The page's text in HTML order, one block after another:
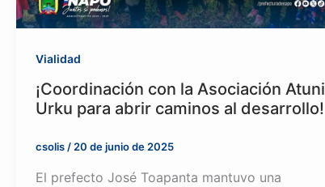
Vialidad
¡Coordinación con la Asociación Atuni
Urku para abrir caminos al desarrollo!
csolis/20 de junio de 2025
El prefecto José Toapanta mantuvo una